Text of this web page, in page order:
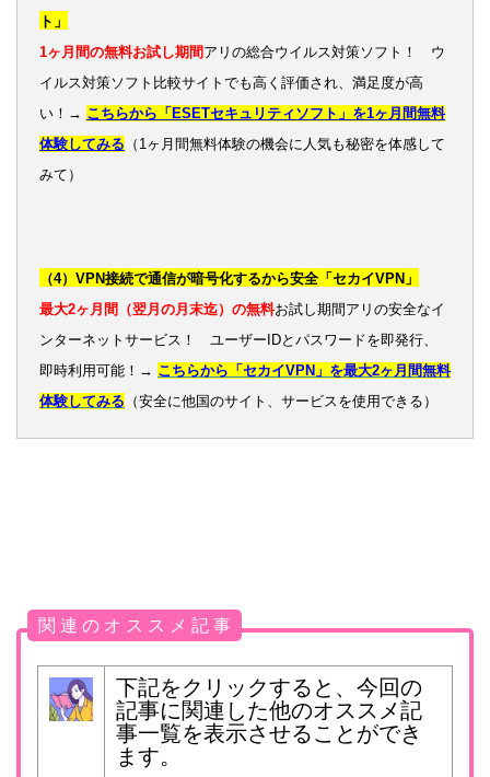
ト」
1ヶ月間の無料お試し期間 アリの総合ウイルス対策ソフト！ ウ
イルス対策ソフト比較サイトでも高く評価され、満足度が高
い！→ こちらから「ESETセキュリティソフト」を1ヶ月間無料
体験してみる （1ヶ月間無料体験の機会に人気も秘密を体感して
みて）
（4）VPN接続で通信が暗号化するから安全「セカイVPN」
最大2ヶ月間（翌月の月末迄）の無料お試し期間アリの安全なイ
ンターネットサービス！ ユーザーIDとパスワードを即発行、
即時利用可能！→ こちらから「セカイVPN」を最大2ヶ月間無料
体験してみる （安全に他国のサイト、サービスを使用できる）
関 連 の オ ス ス メ 記 事
下記をクリックすると、今回の
記事に関連した他のオススメ記
事一覧を表示させることができ
ます。